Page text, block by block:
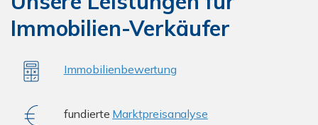
Immobilien-Verkäufer
Immobilienbewertung
fundierte Marktpreisanalyse